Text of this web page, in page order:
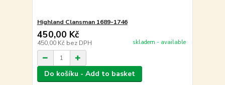
Highland Clansman 1689-1746
450,00 Kč
450,00 Kč bez DPH skladem - available
Do košíku - Add to basket